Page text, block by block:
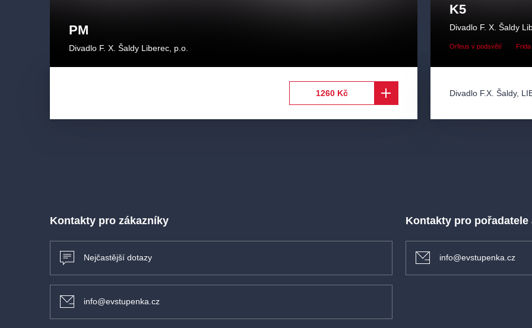
PM
Divadlo F. X. Šaldy Liberec, p.o.
1260 Kč
K5
Divadlo F. X. Šaldy
Orfeus v podsvětí Frida
Divadlo F.X. Šaldy,
Kontakty pro zákazníky
Nejčastější dotazy
info@evstupenka.cz
Kontakty pro pořadatele
info@evstupenka.cz